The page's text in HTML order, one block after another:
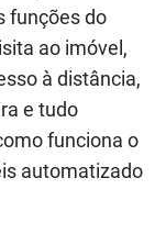
funções do
ao imóvel,
à distância,
e tudo
funciona o
automatizado